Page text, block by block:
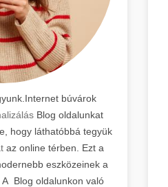
búvárok
Blog oldalunkat
hogy láthatóbbá tegyük
az online térben. Ezt a
eszközeinek a
Blog oldalunkon való